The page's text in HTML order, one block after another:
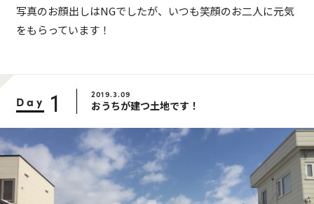
写真のお顔出しはNGでしたが、いつも笑顔のお二人に元気
をもらっています！
Day 1 2019.3.09
おうちが建つ土地です！